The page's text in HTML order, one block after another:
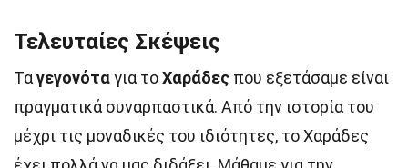
Τελευταίες Σκέψεις
Ταγεγονόταγια τοΧαράδες που εξετάσαμε είναι
πραγματικά συναρπαστικά. Από την ιστορία του
μέχρι τις μοναδικές του ιδιότητες, το Χαράδες